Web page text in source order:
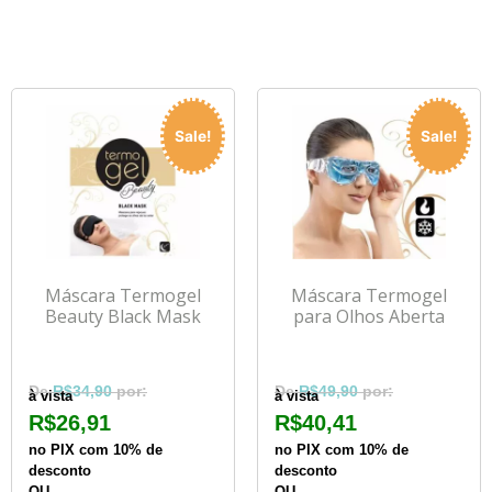
Sale!
Máscara Termogel
Beauty Black Mask
R$34,90
à vista
R$26,91
no PIX com 10% de
desconto
Sale!
Máscara Termogel
para Olhos Aberta
R$49,90
à vista
R$40,41
no PIX com 10% de
desconto